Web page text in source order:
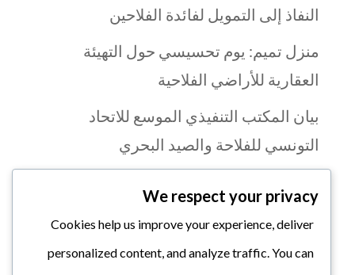
النفاذ إلى التمويل لفائدة الفلاحين
منزل تميم: يوم تحسيسي حول التهيئة
العقارية للأراضي الفلاحية
بيان المكتب التنفيذي الموسع للاتحاد
التونسي للفلاحة والصيد البحري
المالية
اتحاد الفلاحة يطلق صيحة فزع لإنقاذ صابة
We respect your privacy
Cookies help us improve your experience, deliver
personalized content, and analyze traffic. You can